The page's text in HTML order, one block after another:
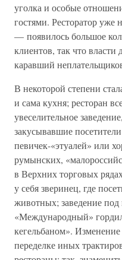
уголка и особые
гостями. Ресторатор уже
— появилось большое
клиентов, так что власти
каравший
В некоторой степени
и сама кухня; ресторан
увеселительное
закусывавшие
певичек-«этуалей» или
румынских,
в Верхних торговых
у себя зверинец, где
животных; заведение
«Международный»
кегельбаном».
переделке иных